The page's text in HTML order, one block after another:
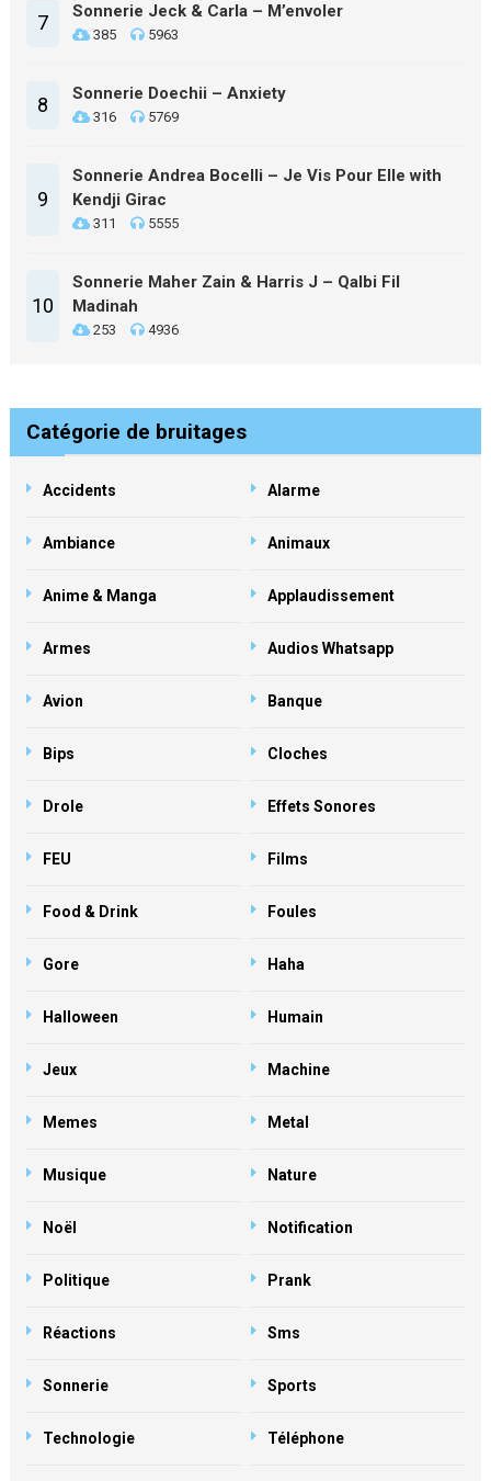
7 Sonnerie Jeck & Carla – M’envoler
385 5963
8 Sonnerie Doechii – Anxiety
316 5769
9
Sonnerie Andrea Bocelli – Je Vis Pour Elle with
Kendji Girac
311 5555
10
Sonnerie Maher Zain & Harris J – Qalbi Fil
Madinah
253 4936
Catégorie de bruitages
Accidents Alarme
Ambiance Animaux
Anime & Manga Applaudissement
Armes Audios Whatsapp
Avion Banque
Bips Cloches
Drole Effets Sonores
FEU Films
Food & Drink Foules
Gore Haha
Halloween Humain
Jeux Machine
Memes Metal
Musique Nature
Noël Notification
Politique Prank
Réactions Sms
Sonnerie Sports
Technologie Téléphone